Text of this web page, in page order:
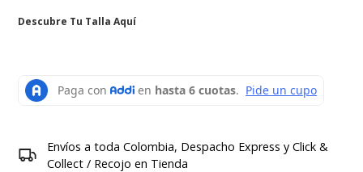
Descubre Tu Talla Aquí
Envíos a toda Colombia, Despacho Express y Click &
Collect / Recojo en Tienda